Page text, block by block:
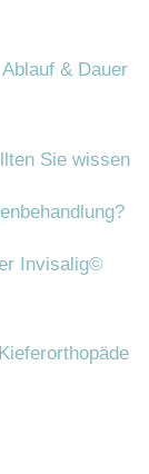
& Dauer
Sie wissen
Invisalig©